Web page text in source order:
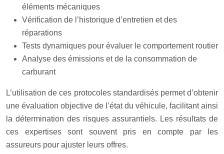
éléments mécaniques
Vérification de l’historique d’entretien et des
réparations
Tests dynamiques pour évaluer le comportement routier
Analyse des émissions et de la consommation de
carburant
L’utilisation de ces protocoles standardisés permet d’obtenir
une évaluation objective de l’état du véhicule, facilitant ainsi
la détermination des risques assurantiels. Les résultats de
ces expertises sont souvent pris en compte par les
assureurs pour ajuster leurs offres.